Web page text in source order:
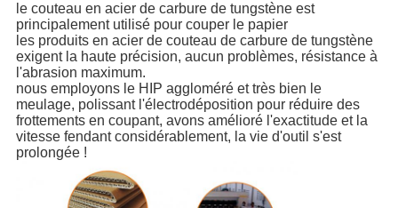
le couteau en acier de carbure de tungstène est
principalement utilisé pour couper le papier
les produits en acier de couteau de carbure de tungstène
exigent la haute précision, aucun problèmes, résistance à
l'abrasion maximum.
nous employons le HIP aggloméré et très bien le
meulage, polissant l'électrodéposition pour réduire des
frottements en coupant, avons amélioré l'exactitude et la
vitesse fendant considérablement, la vie d'outil s'est
prolongée !